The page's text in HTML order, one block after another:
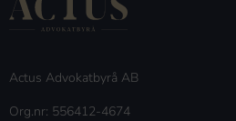
Actus Advokatbyrå AB
Org.nr: 556412-4674